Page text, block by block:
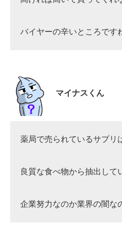
バイヤーの辛いところです
マイナスくん
薬局で売られているサプリ
良質な食べ物から抽出して
企業努力なのか業界の闇な